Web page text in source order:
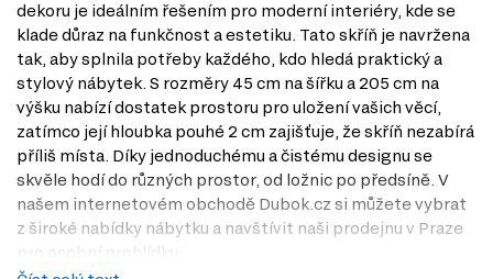
dekoru je ideálním řešením pro moderní interiéry, kde se
klade důraz na funkčnost a estetiku. Tato skříň je navržena
tak, aby splnila potřeby každého, kdo hledá praktický a
stylový nábytek. S rozměry 45 cm na šířku a 205 cm na
výšku nabízí dostatek prostoru pro uložení vašich věcí,
zatímco její hloubka pouhé 2 cm zajišťuje, že skříň nezabírá
příliš místa. Díky jednoduchému a čistému designu se
skvěle hodí do různých prostor, od ložnic po předsíně. V
našem internetovém obchodě Dubok.cz si můžete vybrat
z široké nabídky nábytku a navštívit naši prodejnu v Praze
pro osobní prohlídku.